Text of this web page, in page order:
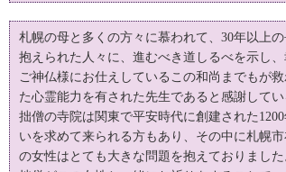
札幌の母と多くの方々に慕われて、30年以上
抱えられた人々に、進むべき道しるべを示し
ご神仏様にお仕えしているこの和尚までもが
た心霊能力を有された先生であると感謝してい
拙僧の寺院は関東で平安時代に創建された
いを求めて来られる方もあり、その中に札幌
の女性はとても大きな問題を抱えておりました